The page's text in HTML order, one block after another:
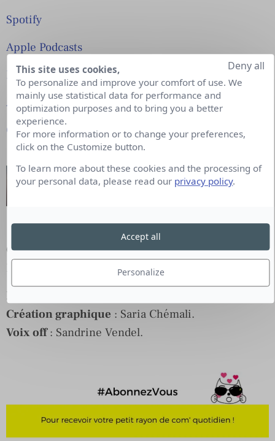
Spotify
Apple Podcasts
Deezer
Amazon Music
Google Podcasts
Co-production:OFFREMEDIAetMoustic Studio.
Cision, éclaireur de Marques.
Rédaction en chef
Création graphique : Saria Chémali.
Voix off: Sandrine Vendel.
This site uses cookies,
To personalize and improve your comfort of use. We
mainly use statistical data for performance and
optimization purposes and to bring you a better
experience.
For more information or to change your preferences,
click on the Customize button.
To learn more about these cookies and the processing of
your personal data, please read our privacy policy.
Personalize
Deny all
Accept all